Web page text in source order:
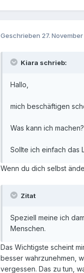
Geschrieben 27.
Kiara schrieb:
Hallo,
mich beschäftigen
Was kann ich machen?
Sollte ich einfach das
Wenn du dich selbst
Zitat
Speziell meine ich
Menschen.
Das Wichtigste scheint
besser wahrzunehmen,
vergessen. Das zu tun,